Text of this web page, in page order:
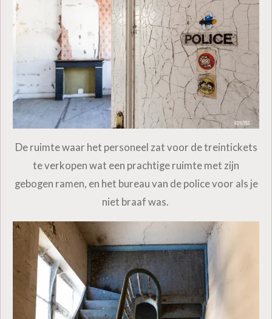
De ruimte waar het personeel zat voor de treintickets
te verkopen wat een prachtige ruimte met zijn
gebogen ramen, en het bureau van de police voor als je
niet braaf was.